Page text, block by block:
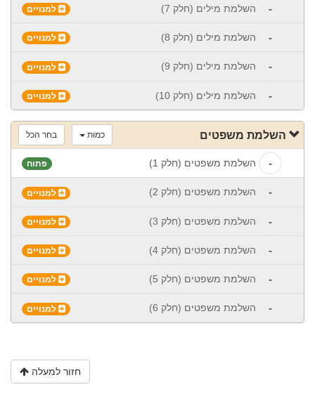
- השלמת מילים (חלק 7) למנויים
- השלמת מילים (חלק 8) למנויים
- השלמת מילים (חלק 9) למנויים
- השלמת מילים (חלק 10) למנויים
בחר הכל כמות השלמת משפטים
- השלמת משפטים (חלק 1) פתוח
- השלמת משפטים (חלק 2) למנויים
- השלמת משפטים (חלק 3) למנויים
- השלמת משפטים (חלק 4) למנויים
- השלמת משפטים (חלק 5) למנויים
- השלמת משפטים (חלק 6) למנויים
חזור למעלה